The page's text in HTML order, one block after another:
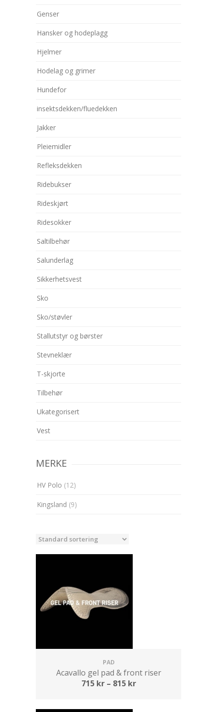
Genser
Hansker og hodeplagg
Hjelmer
Hodelag og grimer
Hundefor
insektsdekken/fluedekken
Jakker
Pleiemidler
Refleksdekken
Ridebukser
Rideskjørt
Ridesokker
Saltilbehør
Salunderlag
Sikkerhetsvest
Sko
Sko/støvler
Stallutstyr og børster
Stevneklær
T-skjorte
Tilbehør
Ukategorisert
Vest
MERKE
HV Polo (12)
Kingsland (9)
PAD
Acavallo gel pad & front riser
715 kr– 815 kr